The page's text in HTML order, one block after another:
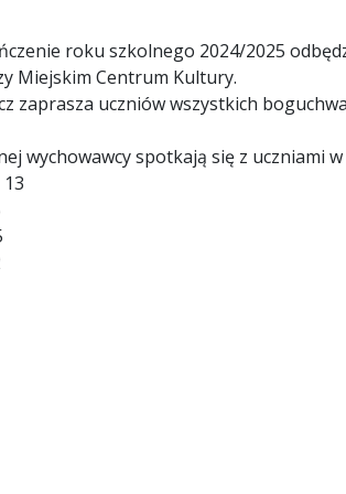
roku szkolnego 2024/2025
Miejskim Centrum Kultury.
zaprasza uczniów wszystkich
wychowawcy spotkają się z uczniami